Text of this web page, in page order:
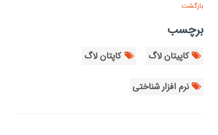
بازگشت
برچسب
کاپیتان لاگ کاپتان لاگ
نرم افزار شناختی